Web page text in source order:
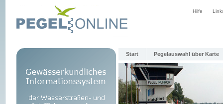
Hilfe
Start Pegelauswahl über Karte